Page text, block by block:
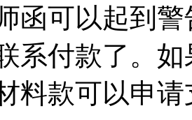
函可以起到
系付款了。
料款可以申